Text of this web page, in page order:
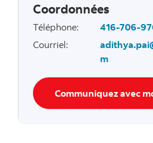
Coordonnées
Téléphone:
416-706-
Courriel:
m
Communiquez avec